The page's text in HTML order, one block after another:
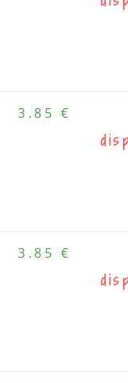
3.85 €
3.85 €